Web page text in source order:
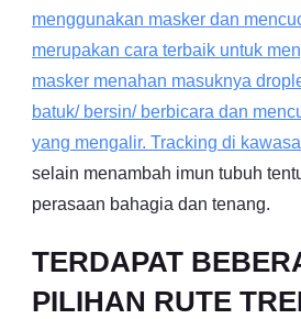
menggunakan masker dan
merupakan cara terbaik untuk
masker menahan masuknya
batuk/ bersin/ berbicara dan
yang mengalir. Tracking di
selain menambah imun tubuh
perasaan bahagia dan tenang.
TERDAPAT
PILIHAN RUTE